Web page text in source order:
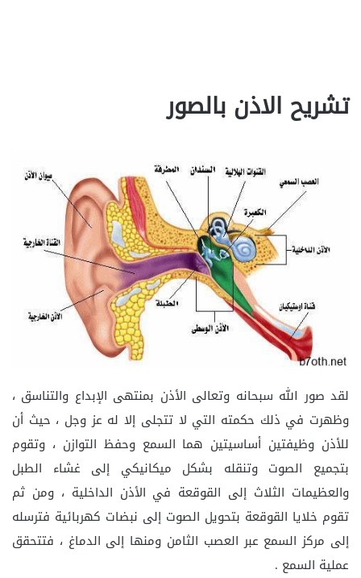
تشريح الاذن بالصور
لقد صور الله سبحانه وتعالى الأذن بمنتهى الإبداع والتناسق ،
وظهرت في ذلك حكمته التي لا تتجلى إلا له عز وجل ، حيث أن
للأذن وظيفتين أساسيتين هما السمع وحفظ التوازن ، وتقوم
بتجميع الصوت وتنقله بشكل ميكانيكي إلى غشاء الطبل
والعظيمات الثلاث إلى القوقعة في الأذن الداخلية ، ومن ثم
تقوم خلايا القوقعة بتحويل الصوت إلى نبضات كهربائية فترسله
إلى مركز السمع عبر العصب الثامن ومنها إلى الدماغ ، فتتحقق
عملية السمع .